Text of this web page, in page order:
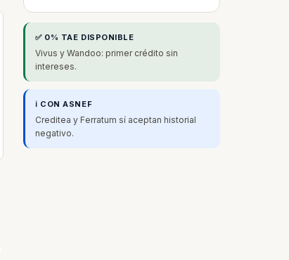
✅ 0% TAE DISPONIBLE
Vivus y Wandoo: primer crédito sin
intereses.
ℹ️ CON ASNEF
Creditea y Ferratum sí aceptan historial
negativo.